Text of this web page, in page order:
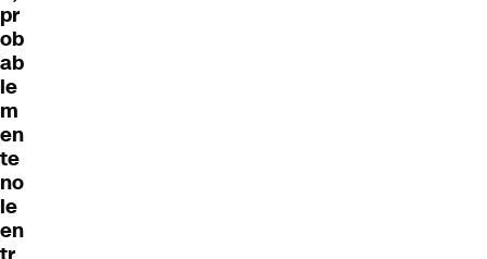
pr
ob
ab
le
m
en
te
no
le
en